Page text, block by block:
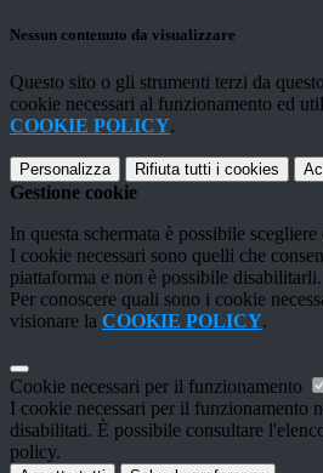
Nessun contenuto da visualizzare
Questo sito o gli strumenti terzi da
cookie necessari al funzionamento ed
COOKIE POLICY.
Personalizza Rifiuta tutti i cookies
Gestione cookie
In questa schermata è possibile
I cookie necessari sono quelli che
piattaforma e non è possibile disabilitarli.
Per conoscere quali sono i cookie
visionare la COOKIE POLICY.
Cookie necessari per il funzionamento
I cookie necessari per il funzionamento
disabilitati. È possibile consultare
policy.